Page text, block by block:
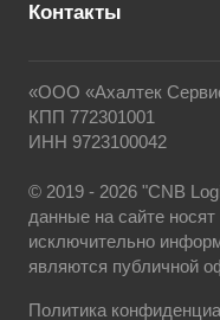
Контакты
«ООО «Ахалтек
КПП 772301001
ИНН 9723100042
© 2019 - 2026 "CNB
данные на сайте носят
исключительно
являются публичной
Политика